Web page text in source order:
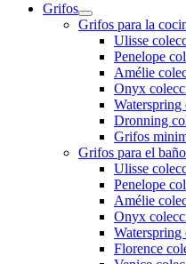
Grifos
Grifos para la
Ulisse
Penelope
Amélie
Onyx
Waterspring
Dronning
Grifos
Grifos para el baño
Ulisse
Penelope
Amélie
Onyx
Waterspring
Florence